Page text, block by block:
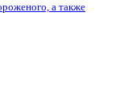
а также